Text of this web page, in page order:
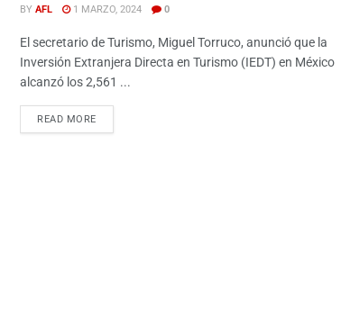
BY AFL 1 MARZO, 2024 0
El secretario de Turismo, Miguel Torruco, anunció que la
Inversión Extranjera Directa en Turismo (IEDT) en México
alcanzó los 2,561 ...
READ MORE